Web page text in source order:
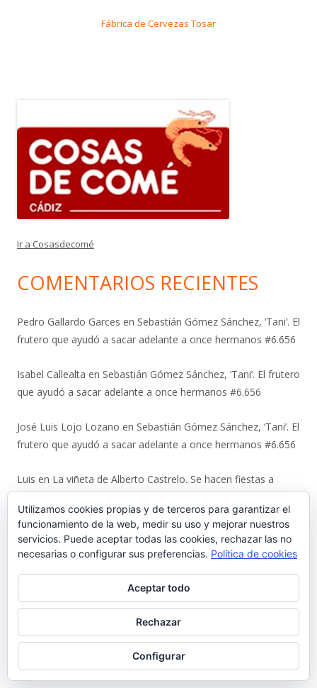
Fábrica de Cervezas Tosar
Ir a Cosasdecomé
COMENTARIOS RECIENTES
Pedro Gallardo Garces en Sebastián Gómez Sánchez, ‘Tani’. El
frutero que ayudó a sacar adelante a once hermanos #6.656
Isabel Callealta en Sebastián Gómez Sánchez, ‘Tani’. El frutero
que ayudó a sacar adelante a once hermanos #6.656
José Luis Lojo Lozano en Sebastián Gómez Sánchez, ‘Tani’. El
frutero que ayudó a sacar adelante a once hermanos #6.656
Luis en La viñeta de Alberto Castrelo. Se hacen fiestas a
Javier Bello González enLa viñeta de Alberto Castrelo. Se
hacen fiestas a domicilio #6.655
La viñeta de Alberto Castrelo. Se hacen fiestas a
domicilio #6.655
Nicolas Terry MartinezenLuis Suárez Ávila y Pepita Lena:
una tertulia de 2004 sobre el centro histórico que El Puerto
estaba perdiendo #6.653
Utilizamos cookies propias y de terceros para garantizar el
funcionamiento de la web, medir su uso y mejorar nuestros
servicios. Puede aceptar todas las cookies, rechazar las no
necesarias o configurar sus preferencias. Política de cookies
Aceptar todo
Rechazar
Configurar